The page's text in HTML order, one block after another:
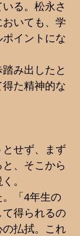
る。松永さ
いても、学
イントにな
み出したと
た精神的な
せず、まず
、そこから
。
「4年生の
得られるの
払拭。これ